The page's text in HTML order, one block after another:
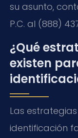
su asunto,
P.C. al (888)
¿Qué
existen
Las
identificación